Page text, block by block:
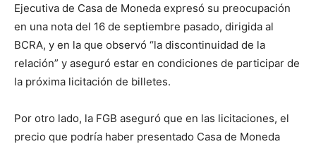
Ejecutiva de Casa de Moneda expresó su preocupación
en una nota del 16 de septiembre pasado, dirigida al
BCRA, y en la que observó “la discontinuidad de la
relación” y aseguró estar en condiciones de participar de
la próxima licitación de billetes.
Por otro lado, la FGB aseguró que en las licitaciones, el
precio que podría haber presentado Casa de Moneda